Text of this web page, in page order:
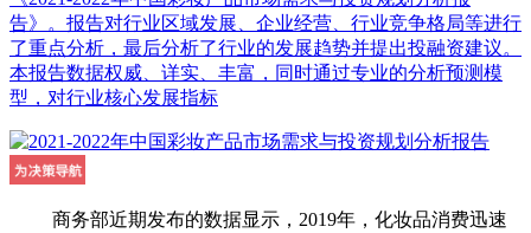
告》。报告对行业区域发展、企业经营、行业竞争格局等进行
了重点分析，最后分析了行业的发展趋势并提出投融资建议。
本报告数据权威、详实、丰富，同时通过专业的分析预测模
型，对行业核心发展指标
商务部近期发布的数据显示，2019年，化妆品消费迅速